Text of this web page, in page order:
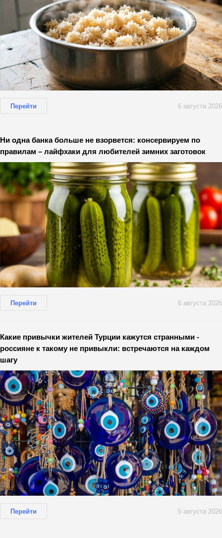
Перейти 6 августа 2026
Ни одна банка больше не взорвется: консервируем по
правилам – лайфхаки для любителей зимних заготовок
Перейти 6 августа 2026
Какие привычки жителей Турции кажутся странными -
россияне к такому не привыкли: встречаются на каждом
шагу
Перейти 5 августа 2026